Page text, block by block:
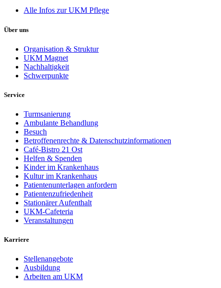
Alle Infos zur UKM Pflege
Über uns
Organisation & Struktur
UKM Magnet
Nachhaltigkeit
Schwerpunkte
Service
Turmsanierung
Ambulante Behandlung
Besuch
Betroffenenrechte & Datenschutzinformationen
Café-Bistro 21 Ost
Helfen & Spenden
Kinder im Krankenhaus
Kultur im Krankenhaus
Patientenunterlagen anfordern
Patientenzufriedenheit
Stationärer Aufenthalt
UKM-Cafeteria
Veranstaltungen
Karriere
Stellenangebote
Ausbildung
Arbeiten am UKM